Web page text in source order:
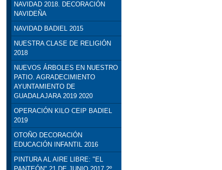
NAVIDAD 2018. DECORACIÓN
NAVIDEÑA
NAVIDAD BADIEL 2015
NUESTRA CLASE DE RELIGIÓN
2018
NUEVOS ÁRBOLES EN NUESTRO
PATIO. AGRADECIMIENTO
AYUNTAMIENTO DE
GUADALAJARA 2019 2020
OPERACIÓN KILO CEIP BADIEL
2019
OTOÑO DECORACIÓN
EDUCACIÓN INFANTIL 2016
PINTURA AL AIRE LIBRE: "EL